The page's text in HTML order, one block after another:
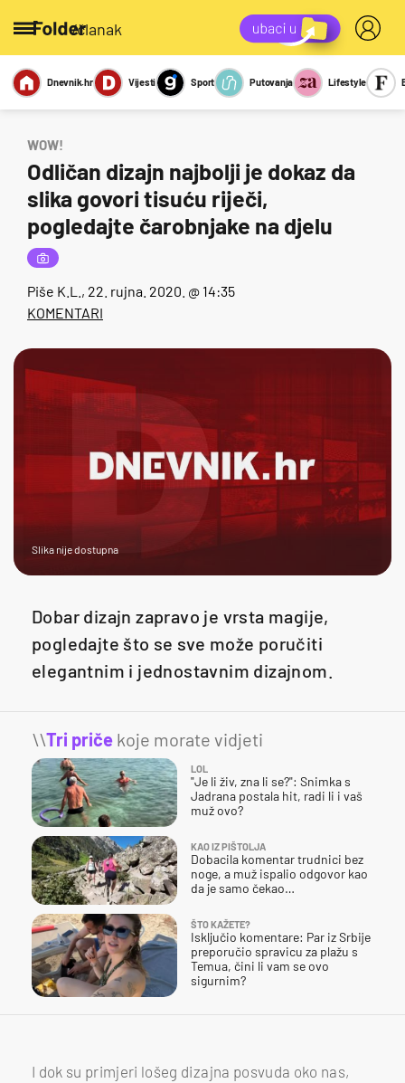
/članak
Miks Kviz
Report
Sexy
Dnevnik.hr Vijesti Sport Putovanja Lifestyle
WOW!
Odličan dizajn najbolji je dokaz da
slika govori tisuću riječi,
pogledajte čarobnjake na djelu
Piše K.L. , 22. rujna. 2020. @ 14:35
KOMENTARI
Slika nije dostupna
Dobar dizajn zapravo je vrsta magije,
pogledajte što se sve može poručiti
elegantnim i jednostavnim dizajnom.
\\Tri priče koje morate vidjeti
LOL
"Je li živ, zna li se?": Snimka s
Jadrana postala hit, radi li i vaš
muž ovo?
KAO IZ PIŠTOLJA
Dobacila komentar trudnici bez
noge, a muž ispalio odgovor kao
da je samo čekao…
ŠTO KAŽETE?
Isključio komentare: Par iz Srbije
preporučio spravicu za plažu s
Temua, čini li vam se ovo
sigurnim?
I dok su primjeri lošeg dizajna posvuda oko nas,